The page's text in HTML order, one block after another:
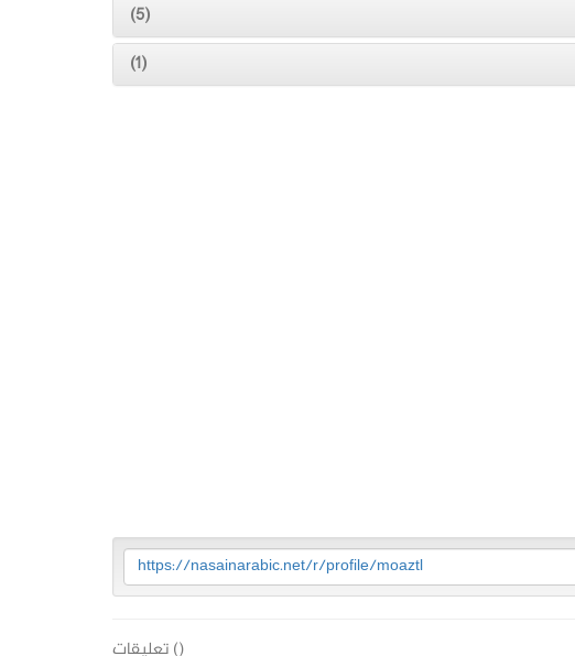
(5)
(1)
https://nasainarabic.net/r/profile/moaztl
() تعليقات